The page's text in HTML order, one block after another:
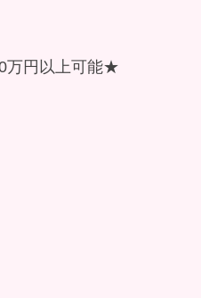
万円以上可能★